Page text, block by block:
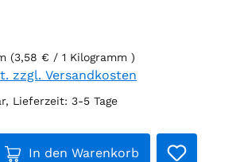
(3,58 € / 1 Kilogramm )
zzgl. Versandkosten
Lieferzeit: 3-5 Tage
Anzahl: Gib den
In den Warenkorb